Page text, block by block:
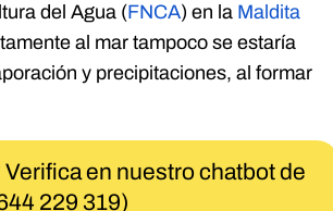
del Agua (FNCA) en la Maldita
al mar tampoco se estaría
y precipitaciones, al formar
en nuestro chatbot de
229 319)